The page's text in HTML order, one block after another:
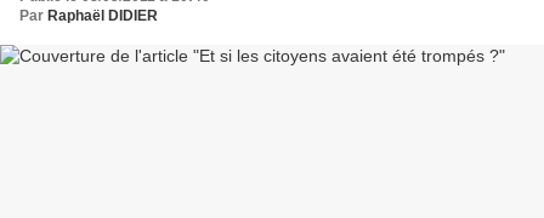
Par Raphaël DIDIER